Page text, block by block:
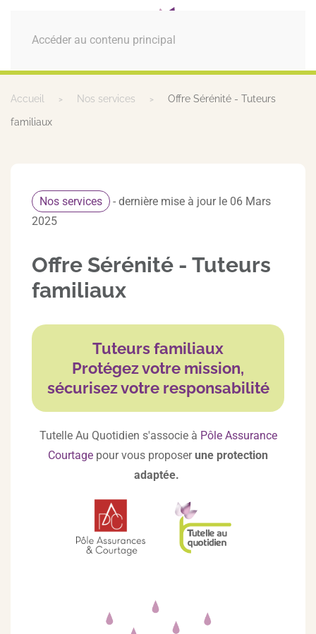
Accéder au contenu principal
MENU
Accueil Nos services Offre Sérénité - Tuteurs
familiaux
Nos services
- dernière mise à jour le 06 Mars
2025
Offre Sérénité - Tuteurs
familiaux
Tuteurs familiaux
Protégez votre mission,
sécurisez votre responsabilité
Tutelle Au Quotidien s'associe à Pôle Assurance
Courtage pour vous proposerune protection
adaptée.